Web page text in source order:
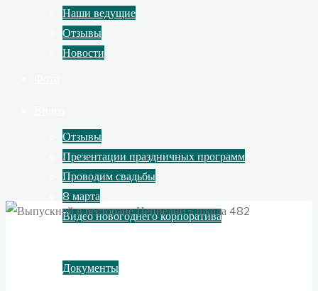
Наши ведущие
Отзывы
Новости
Отзывы
Презентации праздничных программ
Проводим свадьбы
8 марта
Видео новогоднего корпоратива
Документы